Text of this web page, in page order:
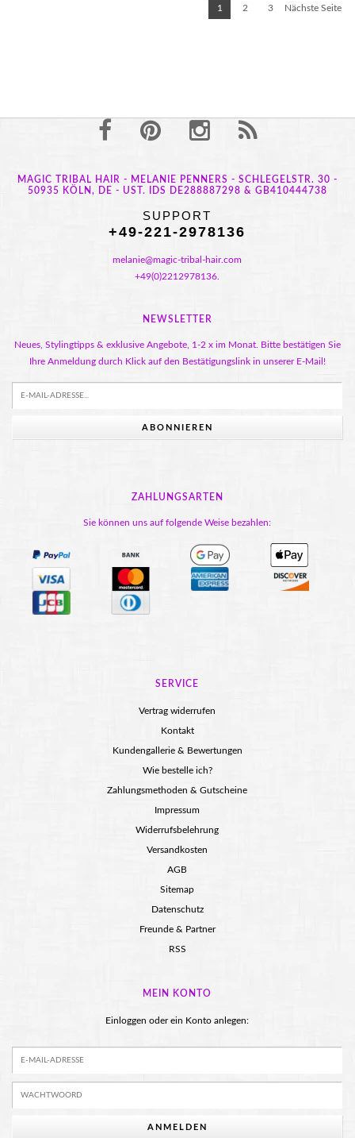
1 2 3 Nächste Seite
MAGIC TRIBAL HAIR - MELANIE PENNERS - SCHLEGELSTR. 30 -
50935 KÖLN, DE - UST. IDS DE288887298 & GB410444738
SUPPORT
+49-221-2978136
melanie@magic-tribal-hair.com
+49(0)2212978136.
NEWSLETTER
Neues, Stylingtipps & exklusive Angebote, 1-2 x im Monat. Bitte bestätigen Sie
Ihre Anmeldung durch Klick auf den Bestätigungslink in unserer E-Mail!
ABONNIEREN
ZAHLUNGSARTEN
Sie können uns auf folgende Weise bezahlen:
SERVICE
Vertrag widerrufen
Kontakt
Kundengallerie & Bewertungen
Wie bestelle ich?
Zahlungsmethoden & Gutscheine
Impressum
Widerrufsbelehrung
Versandkosten
AGB
Sitemap
Datenschutz
Freunde & Partner
RSS
MEIN KONTO
Einloggen oder ein Konto anlegen:
ANMELDEN